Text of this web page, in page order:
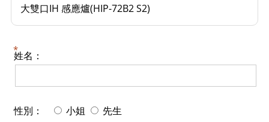
大雙口IH 感應爐(HIP-72B2 S2)
姓名：
性別： 小姐 先生